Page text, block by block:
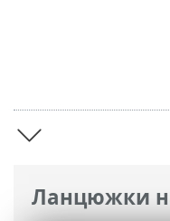
Ланцюжки